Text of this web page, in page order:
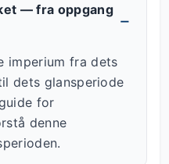
— fra oppgang
imperium fra dets
dets glansperiode
for
denne